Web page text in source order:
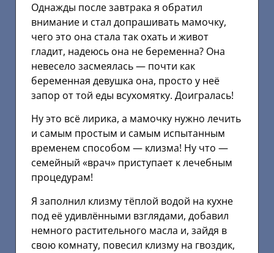
Однажды после завтрака я обратил
внимание и стал допрашивать мамочку,
чего это она стала так охать и живот
гладит, надеюсь она не беременна? Она
невесело засмеялась — почти как
беременная девушка она, просто у неё
запор от той еды всухомятку. Доигралась!
Ну это всё лирика, а мамочку нужно лечить
и самым простым и самым испытанным
временем способом — клизма! Ну что —
семейный «врач» приступает к лечебным
процедурам!
Я заполнил клизму тёплой водой на кухне
под её удивлёнными взглядами, добавил
немного растительного масла и, зайдя в
свою комнату, повесил клизму на гвоздик,